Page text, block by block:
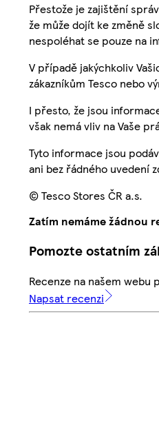
Přestože je zajištění
že může dojít ke změně
nespoléhat se pouze na
V případě jakýchkoliv
zákazníkům Tesco nebo
I přesto, že jsou
však nemá vliv na Vaše
Tyto informace jsou
ani bez řádného uvedení
© Tesco Stores ČR a.s.
Zatím nemáme žádnou
Pomozte ostatním
Recenze na našem webu
Napsat recenzi